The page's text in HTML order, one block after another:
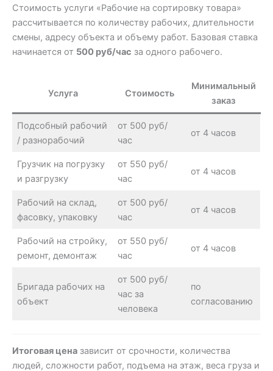
Стоимость услуги «Рабочие на сортировку товара»
рассчитывается по количеству рабочих, длительности
смены, адресу объекта и объему работ. Базовая ставка
начинается от 500 руб/час за одного рабочего.
Услуга Стоимость
Минимальный
заказ
Подсобный рабочий
/ разнорабочий
от 500 руб/
час
от 4 часов
Грузчик на погрузку
и разгрузку
от 550 руб/
час
от 4 часов
Рабочий на склад,
фасовку, упаковку
от 500 руб/
час
от 4 часов
Рабочий на стройку,
ремонт, демонтаж
от 550 руб/
час
от 4 часов
Бригада рабочих на
объект
от 500 руб/
час за
человека
по
согласованию
Итоговая цена зависит от срочности, количества
людей, сложности работ, подъема на этаж, веса груза и